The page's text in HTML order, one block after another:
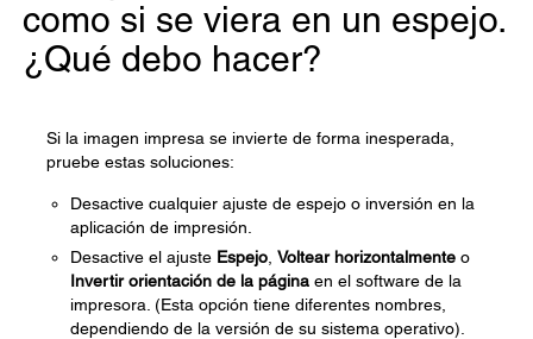
como si se viera en un espejo.
¿Qué debo hacer?
Si la imagen impresa se invierte de forma inesperada,
pruebe estas soluciones:
Desactive cualquier ajuste de espejo o inversión en la
aplicación de impresión.
Desactive el ajuste Espejo Voltear horizontalmente o
Invertir orientación de la página en el software de la
impresora. (Esta opción tiene diferentes nombres,
dependiendo de la versión de su sistema operativo).